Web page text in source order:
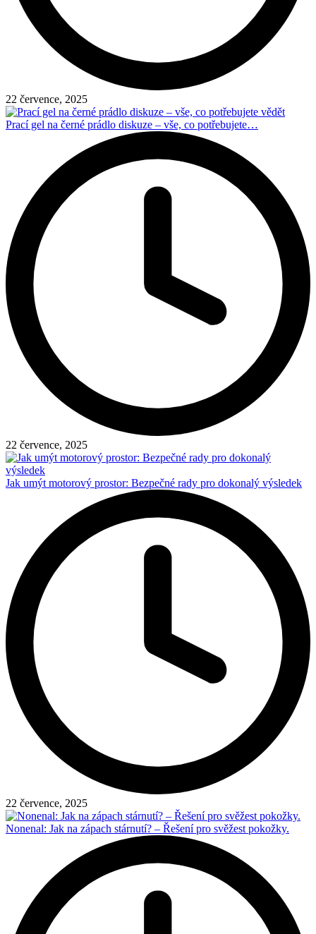
22 července, 2025
Prací gel na černé prádlo diskuze – vše, co potřebujete…
22 července, 2025
Jak umýt motorový prostor: Bezpečné rady pro dokonalý výsledek
22 července, 2025
Nonenal: Jak na zápach stárnutí? – Řešení pro svěžest pokožky.